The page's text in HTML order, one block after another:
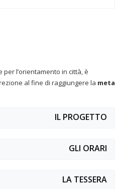
per l’orientamento in città, è
al fine di raggiungere la meta
IL PROGETTO
GLI ORARI
LA TESSERA